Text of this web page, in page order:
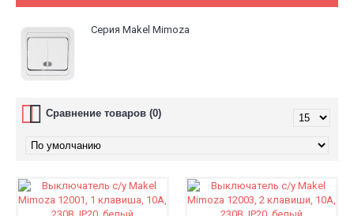
Серия Makel Mimoza
Сравнение товаров (0)